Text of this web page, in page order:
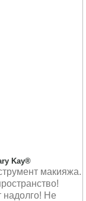
Kay®
макияжа.
надолго! Не